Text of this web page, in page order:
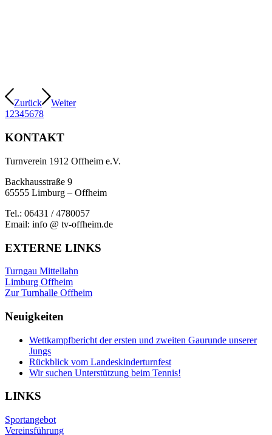
Zurück
Weiter
12345678
KONTAKT
Turnverein 1912 Offheim e.V.
Backhausstraße 9
65555 Limburg – Offheim
Tel.: 06431 / 4780057
Email: info @ tv-offheim.de
EXTERNE LINKS
Turngau Mittellahn
Limburg Offheim
Zur Turnhalle Offheim
Neuigkeiten
Wettkampfbericht der ersten und zweiten Gaurunde unserer
Jungs
Rückblick vom Landeskinderturnfest
Wir suchen Unterstützung beim Tennis!
LINKS
Sportangebot
Vereinsführung